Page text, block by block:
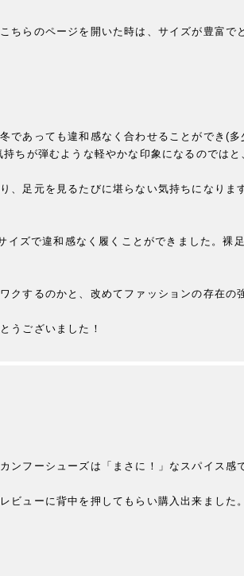
ちらのページを開いた時は、サイズが豊富で
であっても違和感なく合わせることができ(多
ちが弾むような軽やかな印象になるのではと
、足元を見るたびに堪らない気持ちになりま
ズで違和感なく履くことができました。裸
クするのかと、改めてファッションの存在の
うございました！
ンフーシューズは「まさに！」なスパイス感
ューに背中を押してもらい購入出来ました。